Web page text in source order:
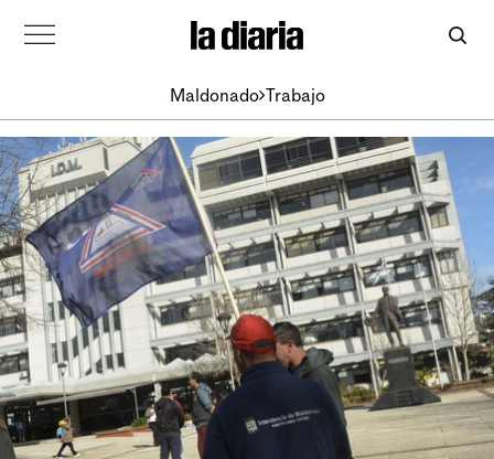
Maldonado Trabajo